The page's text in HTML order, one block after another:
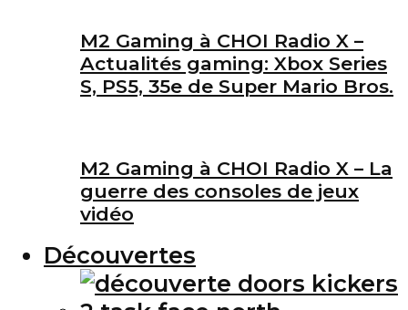
M2 Gaming à CHOI Radio X –
Actualités gaming: Xbox Series
S, PS5, 35e de Super Mario Bros.
M2 Gaming à CHOI Radio X – La
guerre des consoles de jeux
vidéo
Découvertes